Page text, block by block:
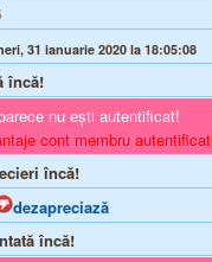
31 ianuarie 2020 la 18:05:08
încă!
nu ești autentificat!
cont membru autentificat
încă!
dezapreciază
încă!